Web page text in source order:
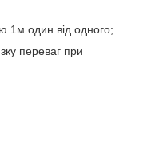
1м один від одного;
переваг при